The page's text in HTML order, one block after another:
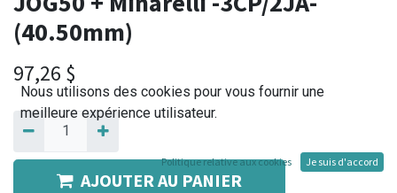
(40.50mm)
97,26 $
AJOUTER AU PANIER
Nous utilisons des cookies pour vous fournir une
meilleure expérience utilisateur.
Politique relative aux cookies Je suis d'accord